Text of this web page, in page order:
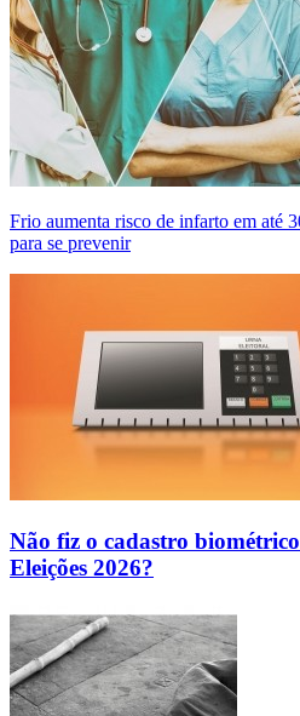
Frio aumenta risco de infarto em até
para se prevenir
Não fiz o cadastro
Eleições 2026?